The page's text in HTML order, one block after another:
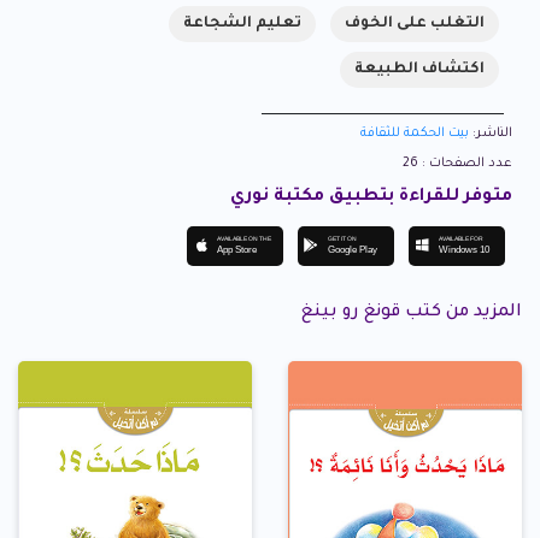
التغلب على الخوف تعليم الشجاعة
اكتشاف الطبيعة
الناشر: بيت الحكمة للثقافة
عدد الصفحات : 26
متوفر للقراءة بتطبيق مكتبة نوري
AVAILABLE ON THE
App Store
GET IT ON
Google Play
AVAILABLE FOR
Windows 10
المزيد من كتب قونغ رو بينغ